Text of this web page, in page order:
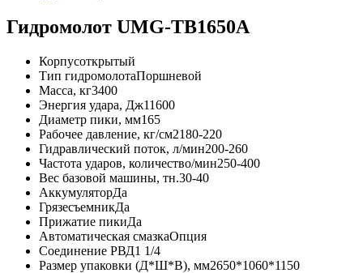
Гидромолот UMG-TB1650A
Корпусоткрытый
Тип гидромолотаПоршневой
Масса, кг3400
Энергия удара, Дж11600
Диаметр пики, мм165
Рабочее давление, кг/см2180-220
Гидравлический поток, л/мин200-260
Частота ударов, количество/мин250-400
Вес базовой машины, тн.30-40
АккумуляторДа
ГрязесъемникДа
Прижатие пикиДа
Автоматическая смазкаОпция
Соединение РВД1 1/4
Размер упаковки (Д*Ш*В), мм2650*1060*1150